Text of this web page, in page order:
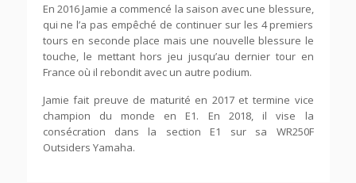
En 2016 Jamie a commencé la saison avec une blessure,
qui ne l’a pas empêché de continuer sur les 4 premiers
tours en seconde place mais une nouvelle blessure le
touche, le mettant hors jeu jusqu’au dernier tour en
France où il rebondit avec un autre podium.
Jamie fait preuve de maturité en 2017 et termine vice
champion du monde en E1. En 2018, il vise la
consécration dans la section E1 sur sa WR250F
Outsiders Yamaha.